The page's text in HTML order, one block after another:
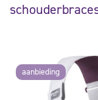
aanbieding